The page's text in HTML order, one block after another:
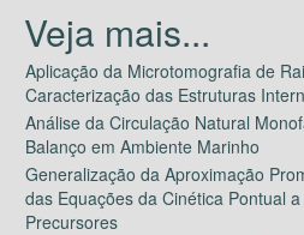
Aplicação da Microtomografia de
Caracterização das Estruturas
Análise da Circulação Natural
Balanço em Ambiente Marinho
Generalização da Aproximação
das Equações da Cinética Pontual
Precursores